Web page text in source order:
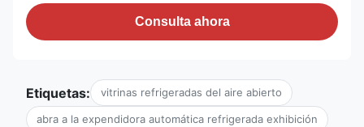
Consulta ahora
Etiquetas: vitrinas refrigeradas del aire abierto
abra a la expendidora automática refrigerada exhibición